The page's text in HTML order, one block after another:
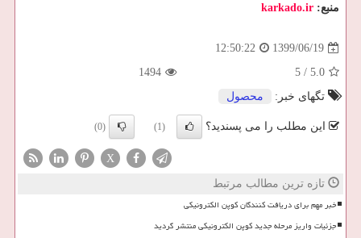
منبع: karkado.ir
1399/06/19
12:50:22
5.0
/
5
1494
تگهای خبر:
محصول
این مطلب را می پسندید؟ (1)
(0)
X
تازه ترین مطالب مرتبط
خبر مهم برای دریافت کنندگان کوپن الکترونیکی
جزئیات واریز مرحله جدید کوپن الکترونیکی منتشر گردید